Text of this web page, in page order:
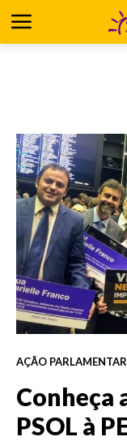
AÇÃO PARLAMENTAR
Conheça
PSOL à